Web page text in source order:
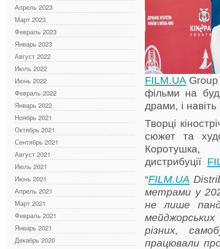
Апрель 2023
Март 2023
Февраль 2023
Январь 2023
Август 2022
Июль 2022
Июнь 2022
Февраль 2022
Январь 2022
Ноябрь 2021
Октябрь 2021
Сентябрь 2021
Август 2021
Июль 2021
Июнь 2021
Апрель 2021
Март 2021
Февраль 2021
Январь 2021
Декабрь 2020
FILM.UA Group
фільми на
драми, і
Творці
сюжет та
Коротушка,
дистрибуції
“FILM.UA
метрами у
не лише
різних,
працювали